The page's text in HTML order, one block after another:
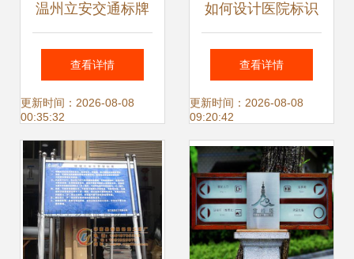
温州立安交通标牌
薄利多销与质量双
赢的选择
查看详情
更新时间：2026-08-08
00:35:32
如何设计医院标识
标牌才能最醒目
——从视觉识别到
高效导诊的关键法
则
查看详情
更新时间：2026-08-08
09:20:42